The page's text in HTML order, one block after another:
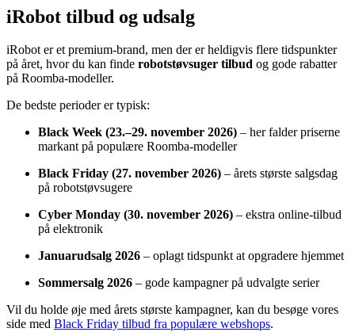
iRobot tilbud og udsalg
iRobot er et premium-brand, men der er heldigvis flere tidspunkter
på året, hvor du kan finde robotstøvsuger tilbud og gode rabatter
på Roomba-modeller.
De bedste perioder er typisk:
Black Week (23.–29. november 2026) – her falder priserne
markant på populære Roomba-modeller
Black Friday (27. november 2026) – årets største salgsdag
på robotstøvsugere
Cyber Monday (30. november 2026) – ekstra online-tilbud
på elektronik
Januarudsalg 2026 – oplagt tidspunkt at opgradere hjemmet
Sommersalg 2026 – gode kampagner på udvalgte serier
Vil du holde øje med årets største kampagner, kan du besøge vores
side med Black Friday tilbud fra populære webshops.